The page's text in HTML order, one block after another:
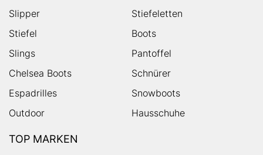
Slipper
Stiefeletten
Stiefel
Boots
Slings
Pantoffel
Chelsea Boots
Schnürer
Espadrilles
Snowboots
Outdoor
Hausschuhe
TOP MARKEN